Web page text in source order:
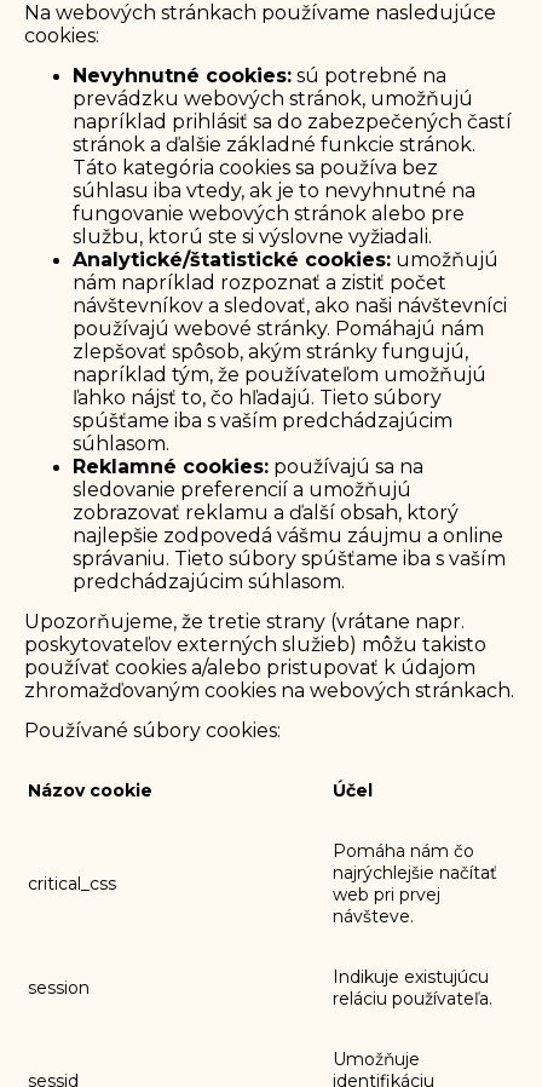
Na webových stránkach používame nasledujúce
cookies:
Nevyhnutné cookies: sú potrebné na
prevádzku webových stránok, umožňujú
napríklad prihlásiť sa do zabezpečených častí
stránok a ďalšie základné funkcie stránok.
Táto kategória cookies sa používa bez
súhlasu iba vtedy, ak je to nevyhnutné na
fungovanie webových stránok alebo pre
službu, ktorú ste si výslovne vyžiadali.
Analytické/štatistické cookies: umožňujú
nám napríklad rozpoznať a zistiť počet
návštevníkov a sledovať, ako naši návštevníci
používajú webové stránky. Pomáhajú nám
zlepšovať spôsob, akým stránky fungujú,
napríklad tým, že používateľom umožňujú
ľahko nájsť to, čo hľadajú. Tieto súbory
spúšťame iba s vaším predchádzajúcim
súhlasom.
Reklamné cookies: používajú sa na
sledovanie preferencií a umožňujú
zobrazovať reklamu a ďalší obsah, ktorý
najlepšie zodpovedá vášmu záujmu a online
správaniu. Tieto súbory spúšťame iba s vaším
predchádzajúcim súhlasom.
Upozorňujeme, že tretie strany (vrátane napr.
poskytovateľov externých služieb) môžu takisto
používať cookies a/alebo pristupovať k údajom
zhromažďovaným cookies na webových stránkach.
Používané súbory cookies:
Názov cookie Účel
critical_css
Pomáha nám čo
najrýchlejšie načítať
web pri prvej
návšteve.
session
Indikuje existujúcu
reláciu používateľa.
sessid
Umožňuje
identifikáciu